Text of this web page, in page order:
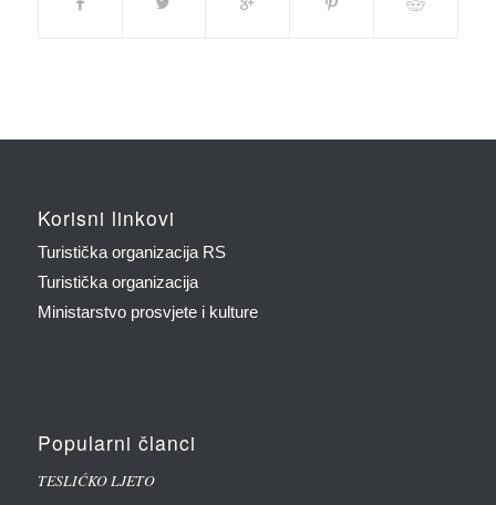
Korisni linkovi
Turistička organizacija RS
Turistička organizacija
Ministarstvo prosvjete i kulture
Popularni članci
TESLIĆKO LJETO